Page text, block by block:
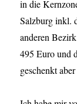
in die
Salzburg inkl.
anderen
495 Euro und
geschenkt